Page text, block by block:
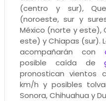
(centro y sur),
(noroeste, sur y
México (norte y este),
este) y Chiapas (sur).
acompañarán con
posible caída de
pronostican vientos
km/h y posibles
Sonora, Chihuahua y